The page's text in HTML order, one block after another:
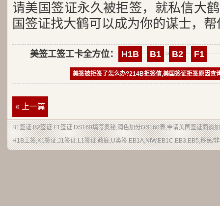
请美国签证永久被拒签，就私信大
国签证找大鹤可以成为你的谋士，
美签工签工卡全方位： H1B B1 B2 F1
美签被拒签了怎么办?214B拒签信,美国签证拒签原因查
« 上一篇
B1签证.B2签证.F1签证.DS160填写奥秘,润色加分DS160表,申请美国签证面谈
H1B工签,K1签证,J1签证,L1签证,政庇,U类签,EB1A,NIW,EB1C,EB3,EB5,移民/